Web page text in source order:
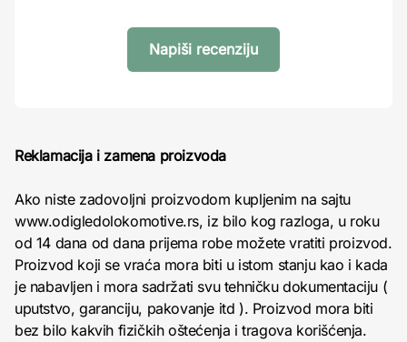
Napiši recenziju
Reklamacija i zamena proizvoda
Ako niste zadovoljni proizvodom kupljenim na sajtu
www.odigledolokomotive.rs, iz bilo kog razloga, u roku
od 14 dana od dana prijema robe možete vratiti proizvod.
Proizvod koji se vraća mora biti u istom stanju kao i kada
je nabavljen i mora sadržati svu tehničku dokumentaciju (
uputstvo, garanciju, pakovanje itd ). Proizvod mora biti
bez bilo kakvih fizičkih oštećenja i tragova korišćenja.